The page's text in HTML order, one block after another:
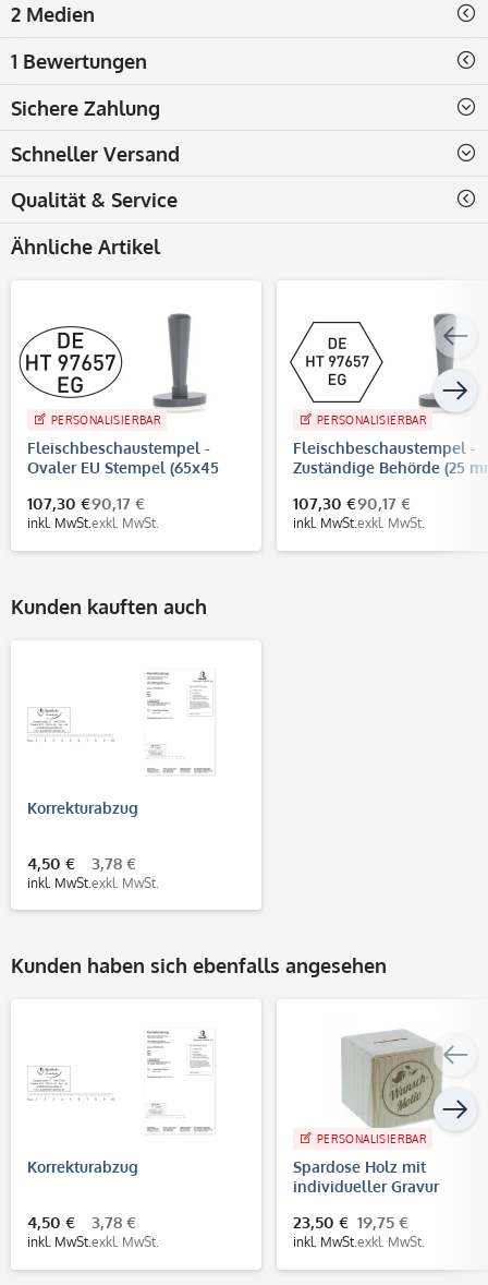
2 Medien
1 Bewertungen
Sichere Zahlung
Schneller Versand
Qualität & Service
Ähnliche Artikel
PERSONALISIERBAR
Fleischbeschaustempel -
Ovaler EU Stempel (65x45
107,30 €
inkl. MwSt.
90,17 €
exkl. MwSt.
PERSONALISIERBAR
Fleischbeschaustempel -
Zuständige Behörde (25
107,30 €
inkl. MwSt.
90,17 €
exkl. MwSt.
Kunden kauften auch
Korrekturabzug
4,50 €
inkl. MwSt.
3,78 €
exkl. MwSt.
Kunden haben sich ebenfalls angesehen
Korrekturabzug
4,50 €
inkl. MwSt.
3,78 €
exkl. MwSt.
PERSONALISIERBAR
Spardose Holz mit
individueller Gravur
23,50 €
inkl. MwSt.
19,75 €
exkl. MwSt.